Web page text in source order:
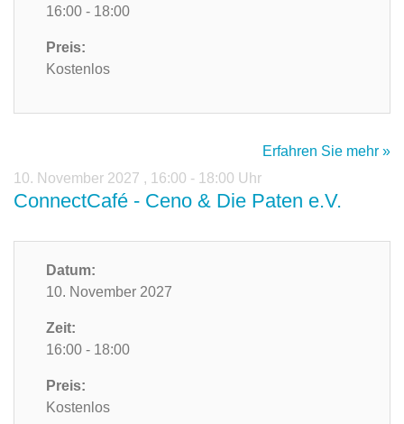
16:00 - 18:00
Preis:
Kostenlos
Erfahren Sie mehr »
10. November 2027 , 16:00 - 18:00 Uhr
ConnectCafé - Ceno & Die Paten e.V.
Datum:
10. November 2027
Zeit:
16:00 - 18:00
Preis:
Kostenlos